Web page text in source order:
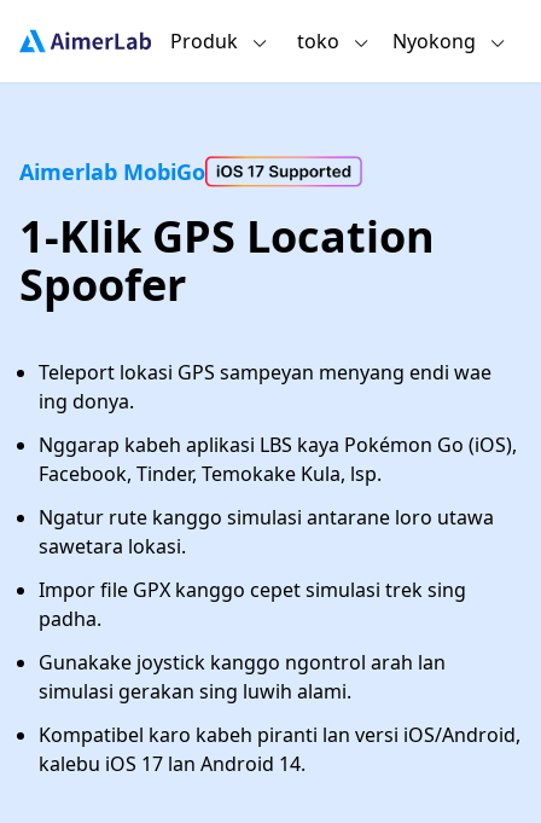
Produk toko Nyokong
Aimerlab MobiGo
1-Klik GPS Location
Spoofer
Teleport lokasi GPS sampeyan menyang endi wae
ing donya.
Nggarap kabeh aplikasi LBS kaya Pokémon Go (iOS),
Facebook, Tinder, Temokake Kula, lsp.
Ngatur rute kanggo simulasi antarane loro utawa
sawetara lokasi.
Impor file GPX kanggo cepet simulasi trek sing
padha.
Gunakake joystick kanggo ngontrol arah lan
simulasi gerakan sing luwih alami.
Kompatibel karo kabeh piranti lan versi iOS/Android,
kalebu iOS 17 lan Android 14.